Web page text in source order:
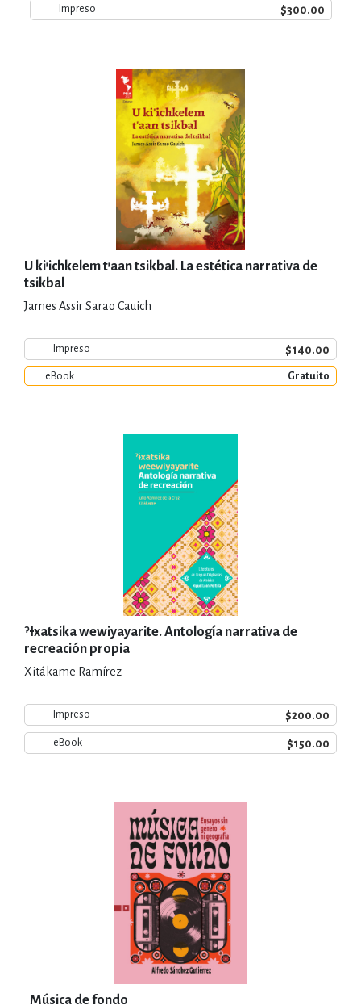
Impreso $300.00
U ki'ichkelem t'aan tsikbal. La estética narrativa de
tsikbal
James Assir Sarao Cauich
Impreso $140.00
eBook Gratuito
ˀƗxatsika wewiyayarite. Antología narrativa de
recreación propia
Xitákame Ramírez
Impreso $200.00
eBook $150.00
Música de fondo